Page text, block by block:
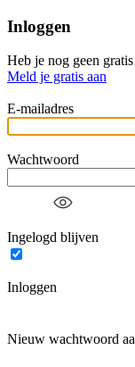
Inloggen
Heb je nog geen
Meld je gratis aan
E-mailadres
Wachtwoord
Ingelogd blijven
Inloggen
Nieuw wachtwoord